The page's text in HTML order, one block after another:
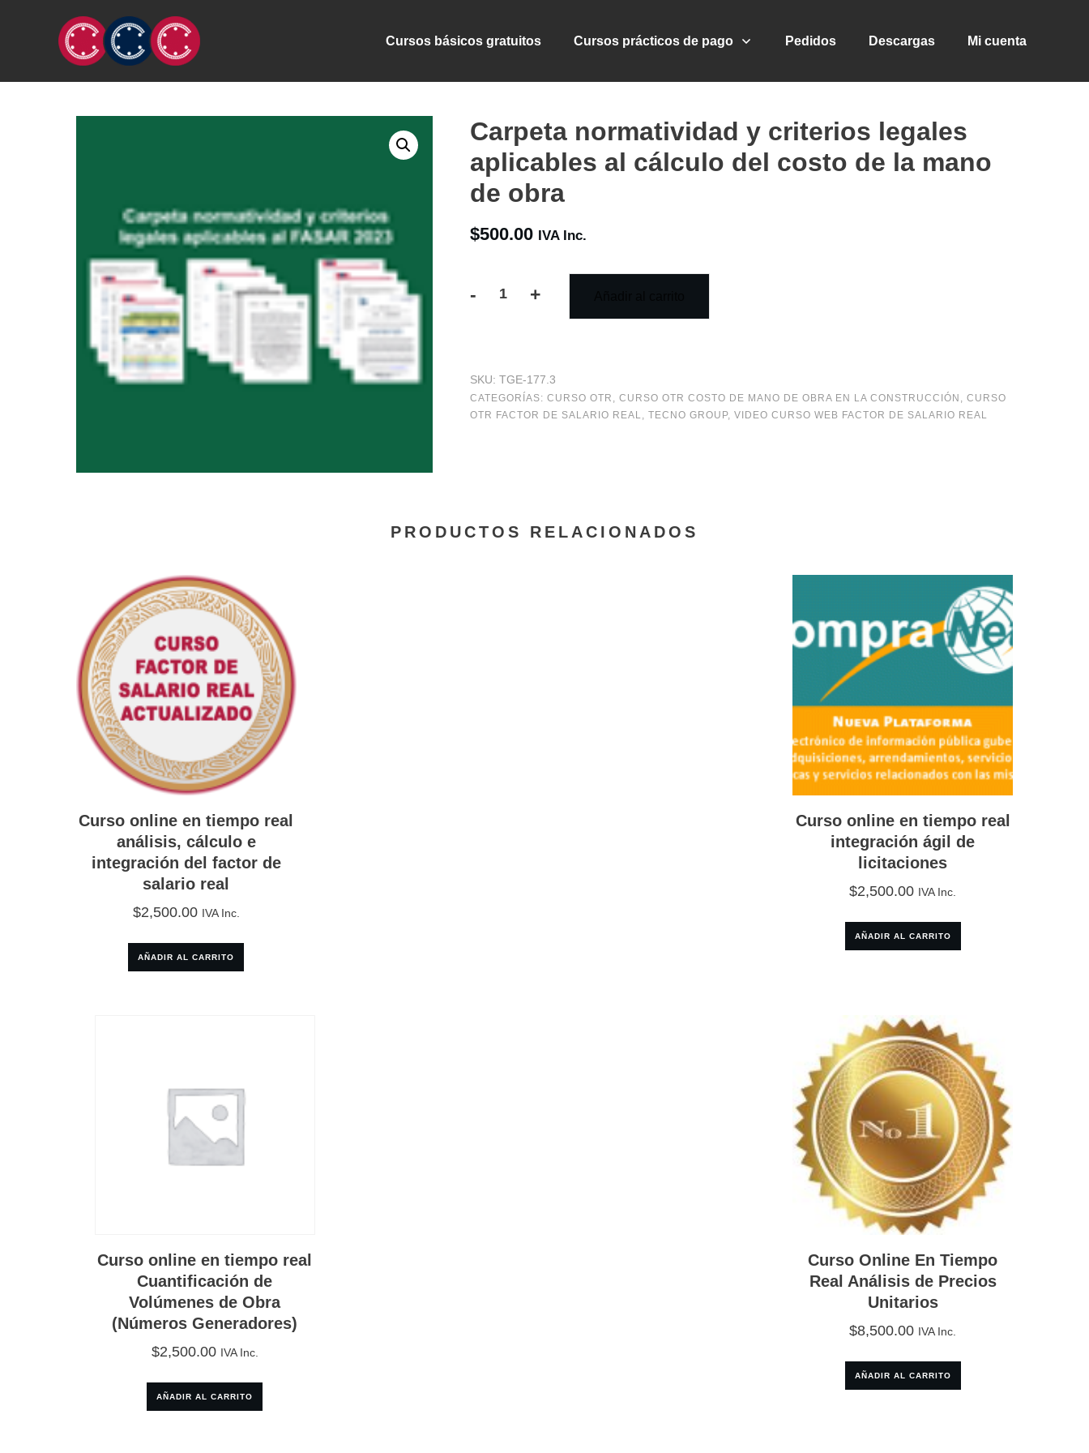
Cursos básicos gratuitos Cursos prácticos de pago Pedidos Descargas Mi cuenta
Carpeta normatividad y criterios legales
aplicables al cálculo del costo de la mano
de obra
$500.00 IVA Inc.
-
criterios
del
+
SKU:TGE-177.3
CATEGORÍAS:CURSO OTR ,CURSO OTR COSTO DE MANO DE OBRA EN LA CONSTRUCCIÓN ,CURSO
OTR FACTOR DE SALARIO REAL,TECNO GROUP,VIDEO CURSO WEB FACTOR DE SALARIO REAL
PRODUCTOS RELACIONADOS
Curso online en tiempo real
análisis, cálculo e
integración del factor de
salario real
$2,500.00 IVA Inc.
AÑADIR AL CARRITO
Curso online en tiempo real
integración ágil de
licitaciones
$2,500.00 IVA Inc.
AÑADIR AL CARRITO
Curso online en tiempo real
Cuantificación de
Volúmenes de Obra
(Números Generadores)
$2,500.00 IVA Inc.
AÑADIR AL CARRITO
Curso Online En Tiempo
Real Análisis de Precios
Unitarios
$8,500.00 IVA Inc.
AÑADIR AL CARRITO